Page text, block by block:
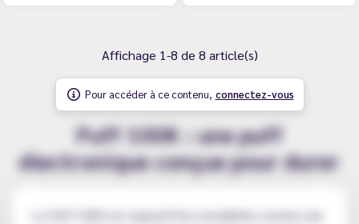
Affichage 1-8 de 8 article(s)
Pour accéder à ce contenu, connectez-vous
Puff 100K : une puff
électronique conçue pour durer
La Puff 100K est aujourd’hui considérée comme une